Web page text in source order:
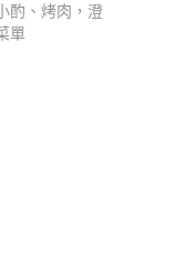
酌、烤肉，澄
單